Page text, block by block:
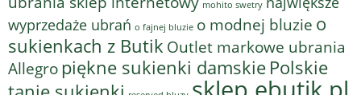
mohito swetry
wyprzedaże ubrań o fajnej bluzie o modnej bluzie o
sukienkach z Butik Outlet markowe ubrania
Allegropiękne sukienki damskie Polskie